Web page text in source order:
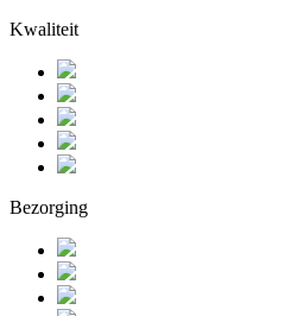
Kwaliteit
Bezorging